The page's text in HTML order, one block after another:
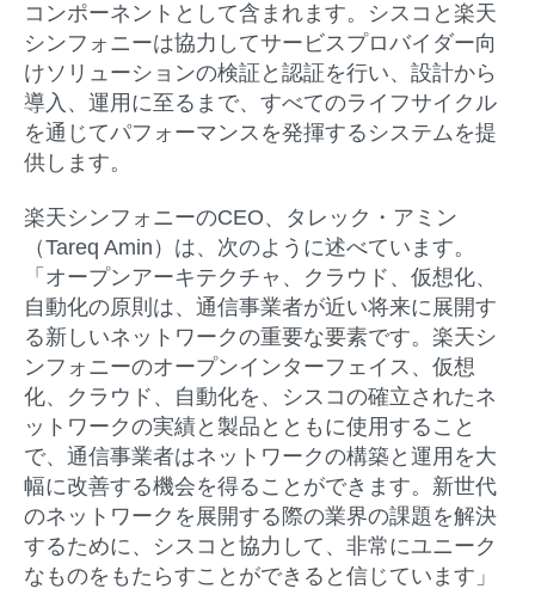
コンポーネントとして含まれます。シスコと楽天
シンフォニーは協力してサービスプロバイダー向
けソリューションの検証と認証を行い、設計から
導入、運用に至るまで、すべてのライフサイクル
を通じてパフォーマンスを発揮するシステムを提
供します。
楽天シンフォニーのCEO、タレック・アミン
（Tareq Amin）は、次のように述べています。
「オープンアーキテクチャ、クラウド、仮想化、
自動化の原則は、通信事業者が近い将来に展開す
る新しいネットワークの重要な要素です。楽天シ
ンフォニーのオープンインターフェイス、仮想
化、クラウド、自動化を、シスコの確立されたネ
ットワークの実績と製品とともに使用すること
で、通信事業者はネットワークの構築と運用を大
幅に改善する機会を得ることができます。新世代
のネットワークを展開する際の業界の課題を解決
するために、シスコと協力して、非常にユニーク
なものをもたらすことができると信じています」